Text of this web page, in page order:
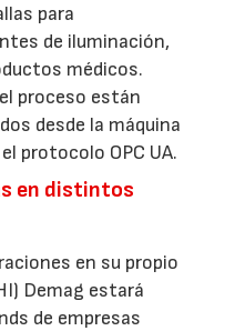
para
de iluminación,
médicos.
proceso están
desde la máquina
protocolo OPC UA.
en distintos
en su propio
Demag estará
de empresas